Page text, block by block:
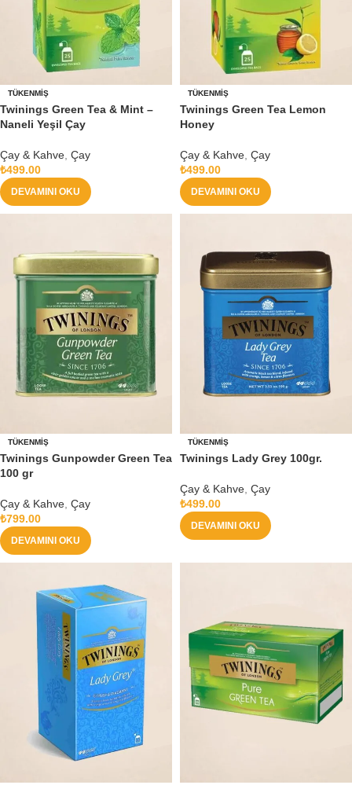
TÜKENMIŞ
Twinings Green Tea & Mint –
Naneli Yeşil Çay
Çay & Kahve, Çay
₺499.00
DEVAMINI OKU
TÜKENMIŞ
Twinings Green Tea Lemon
Honey
Çay & Kahve, Çay
₺499.00
DEVAMINI OKU
TÜKENMIŞ
Twinings Gunpowder Green Tea
100 gr
Çay & Kahve Çay
₺799.00
DEVAMINI OKU
TÜKENMIŞ
Twinings Lady Grey 100gr.
Çay & Kahve Çay
₺499.00
DEVAMINI OKU